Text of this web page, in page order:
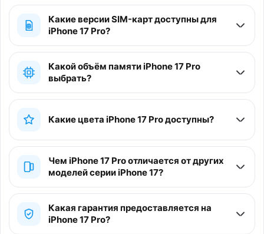
Какие версии SIM-карт доступны для
iPhone 17 Pro?
Какой объём памяти iPhone 17 Pro
выбрать?
Какие цвета iPhone 17 Pro доступны?
Чем iPhone 17 Pro отличается от других
моделей серии iPhone 17?
Какая гарантия предоставляется на
iPhone 17 Pro?